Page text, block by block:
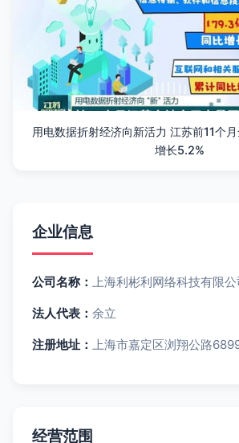
用电数据折射经济向新活力 江苏前11个
增长5.2%
企业信息
公司名称： 上海利彬利网络科技有限公
法人代表： 余立
注册地址： 上海市嘉定区浏翔公路
经营范围